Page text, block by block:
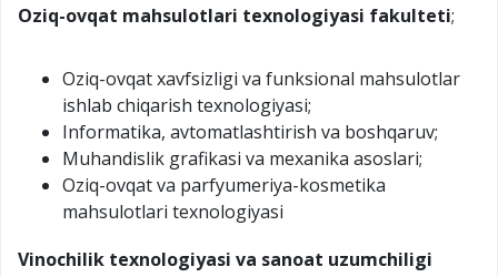
Oziq-ovqat mahsulotlari texnologiyasi fakulteti;
Oziq-ovqat xavfsizligi va funksional mahsulotlar
ishlab chiqarish texnologiyasi;
Informatika, avtomatlashtirish va boshqaruv;
Muhandislik grafikasi va mexanika asoslari;
Oziq-ovqat va parfyumeriya-kosmetika
mahsulotlari texnologiyasi
Vinochilik texnologiyasi va sanoat uzumchiligi